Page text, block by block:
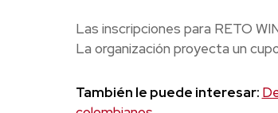
Las inscripciones para RETO
La organización proyecta un
También le puede interesar: